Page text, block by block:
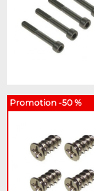
Promotion -50 %